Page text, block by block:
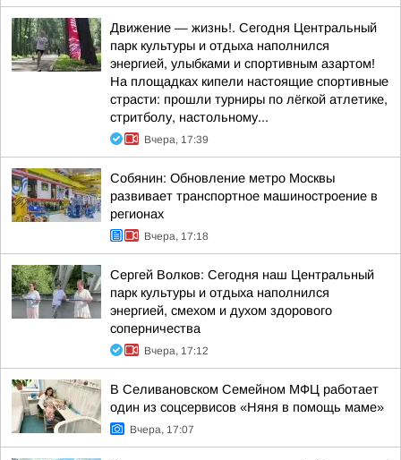
Движение — жизнь!. Сегодня Центральный
парк культуры и отдыха наполнился
энергией, улыбками и спортивным азартом!
На площадках кипели настоящие спортивные
страсти: прошли турниры по лёгкой атлетике,
стритболу, настольному...
Вчера, 17:39
Собянин: Обновление метро Москвы
развивает транспортное машиностроение в
регионах
Вчера, 17:18
Сергей Волков: Сегодня наш Центральный
парк культуры и отдыха наполнился
энергией, смехом и духом здорового
соперничества
Вчера, 17:12
В Селивановском Семейном МФЦ работает
один из соцсервисов «Няня в помощь маме»
Вчера, 17:07